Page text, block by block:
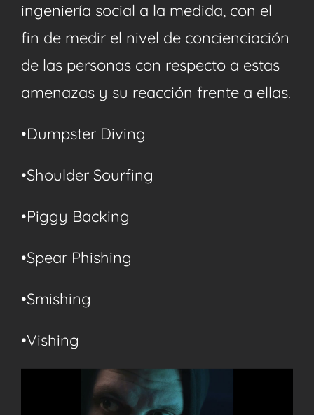
ingeniería social a la medida, con el
fin de medir el nivel de concienciación
de las personas con respecto a estas
amenazas y su reacción frente a ellas.
•Dumpster Diving
•Shoulder Sourfing
•Piggy Backing
•Spear Phishing
•Smishing
•Vishing